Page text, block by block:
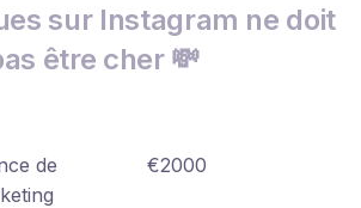
sur Instagram ne doit
être cher 💸
de
€2000